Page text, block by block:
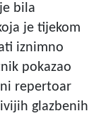
bila
je tijekom
iznimno
pokazao
repertoar
glazbenih